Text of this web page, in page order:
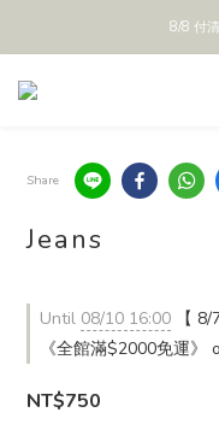
8/8 付
Share
Jeans
Until 08/10 16:00 【
《全館滿$2000免運》
NT$750